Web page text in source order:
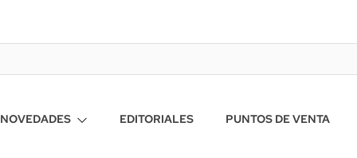
NOVEDADES EDITORIALES PUNTOS DE VENTA